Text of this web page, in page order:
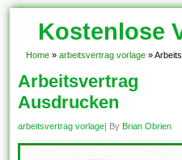
Kostenlose
Home » arbeitsvertrag vorlage »
Ausdrucken
arbeitsvertrag vorlage| By Brian Obrien